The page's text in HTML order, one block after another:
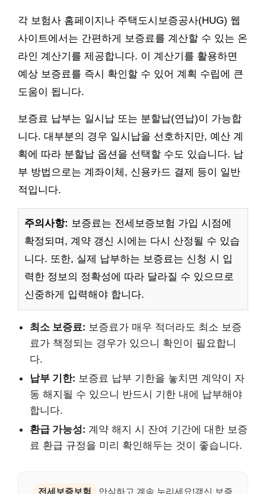
각 보험사 홈페이지나 주택도시보증공사(HUG) 웹
사이트에서는 간편하게 보증료를 계산할 수 있는 온
라인 계산기를 제공합니다. 이 계산기를 활용하면
예상 보증료를 즉시 확인할 수 있어 계획 수립에 큰
도움이 됩니다.
보증료 납부는 일시납 또는 분할납(연납)이 가능합
니다. 대부분의 경우 일시납을 선호하지만, 예산 계
획에 따라 분할납 옵션을 선택할 수도 있습니다. 납
부 방법으로는 계좌이체, 신용카드 결제 등이 일반
적입니다.
주의사항: 보증료는 전세보증보험 가입 시점에
확정되며, 계약 갱신 시에는 다시 산정될 수 있습
니다. 또한, 실제 납부하는 보증료는 신청 시 입
력한 정보의 정확성에 따라 달라질 수 있으므로
신중하게 입력해야 합니다.
최소 보증료: 보증료가 매우 적더라도 최소 보증
료가 책정되는 경우가 있으니 확인이 필요합니
다.
납부 기한: 보증료 납부 기한을 놓치면 계약이 자
동 해지될 수 있으니 반드시 기한 내에 납부해야
합니다.
환급 가능성: 계약 해지 시 잔여 기간에 대한 보증
료 환급 규정을 미리 확인해두는 것이 좋습니다.
전세보증보험
안심하고 계속 누리세요!갱신 보증